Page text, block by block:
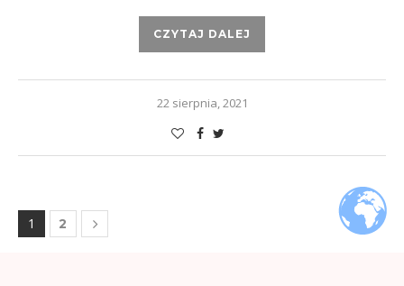
CZYTAJ DALEJ
22 sierpnia, 2021
1 2